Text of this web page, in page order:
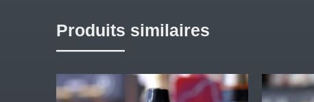
Produits similaires
Ce
produit
produit